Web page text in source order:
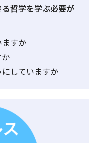
哲学を学ぶ必要が
すか
していますか